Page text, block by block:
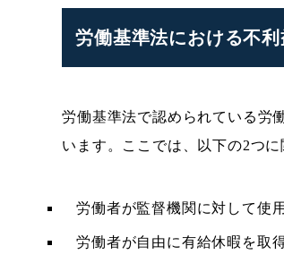
労働基準法における不
労働基準法で認められている労
います。ここでは、以下の2つ
労働者が監督機関に対して使
労働者が自由に有給休暇を取